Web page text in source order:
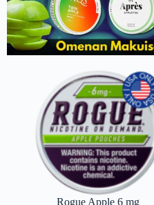
Rogue Apple 6 mg